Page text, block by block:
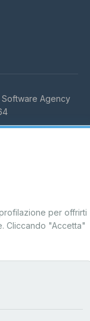
Software Agency
Made in Italy-
per offrirti
Cliccando "Accetta"